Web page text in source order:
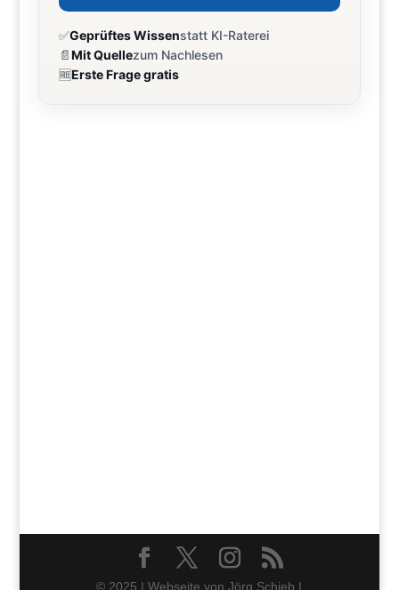
✅Geprüftes Wissenstatt KI-Raterei
📄Mit Quellezum Nachlesen
🆓Erste Frage gratis
© 2025 | Webseite von Jörg Schieb |